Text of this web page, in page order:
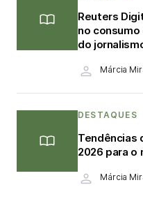
Reuters
no
do
Márcia
DESTAQUES
Tendências
2026 para o
Márcia